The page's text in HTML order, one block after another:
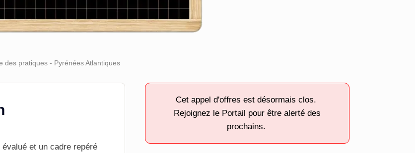
des pratiques - Pyrénées Atlantiques
et un cadre repéré
Cet appel d'offres est désormais clos.
Rejoignez le Portail pour être alerté des
prochains.